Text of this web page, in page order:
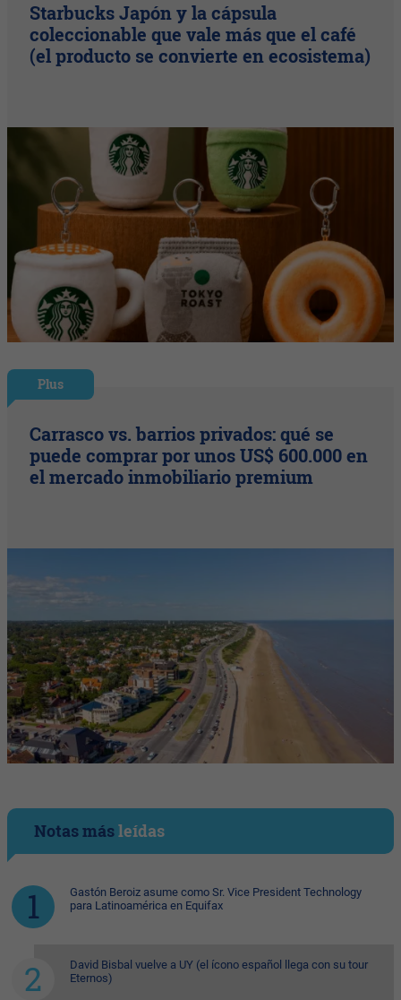
Starbucks Japón y la cápsula
coleccionable que vale más que el café
(el producto se convierte en ecosistema)
Plus
Carrasco vs. barrios privados: qué se
puede comprar por unos US$ 600.000 en
el mercado inmobiliario premium
Notas másleídas
Gastón Beroiz asume como Sr. Vice President Technology
para Latinoamérica en Equifax
David Bisbal vuelve a UY (el ícono español llega con su tour
Eternos)